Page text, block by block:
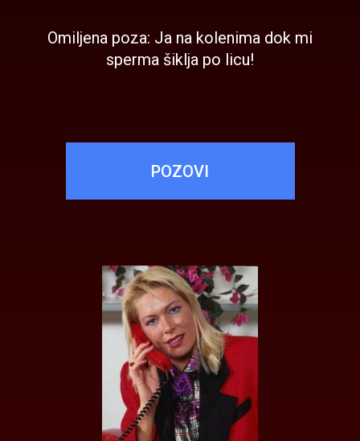
Omiljena poza: Ja na kolenima dok mi
sperma šiklja po licu!
POZOVI